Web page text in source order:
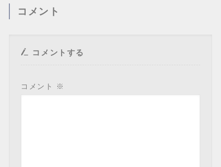
コメント
コメントする
コメント ※